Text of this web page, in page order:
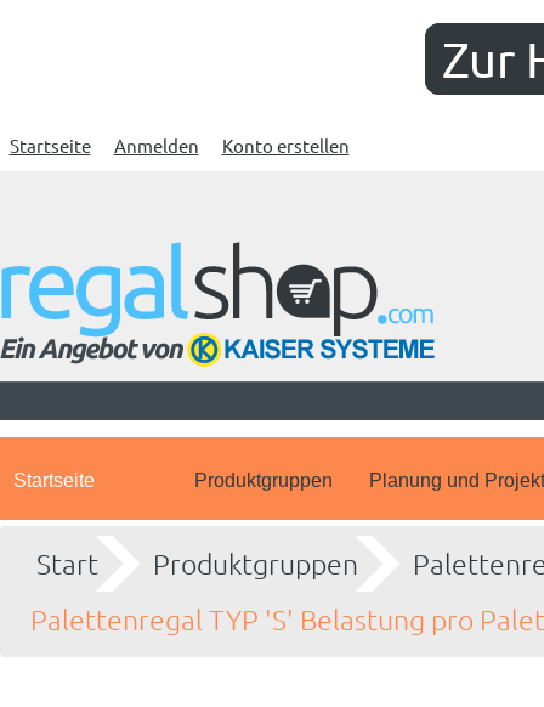
Zur
Startseite Anmelden Konto erstellen
Startseite Produktgruppen Planung und
Start Produktgruppen
Palettenregal TYP 'S' Belastung pro